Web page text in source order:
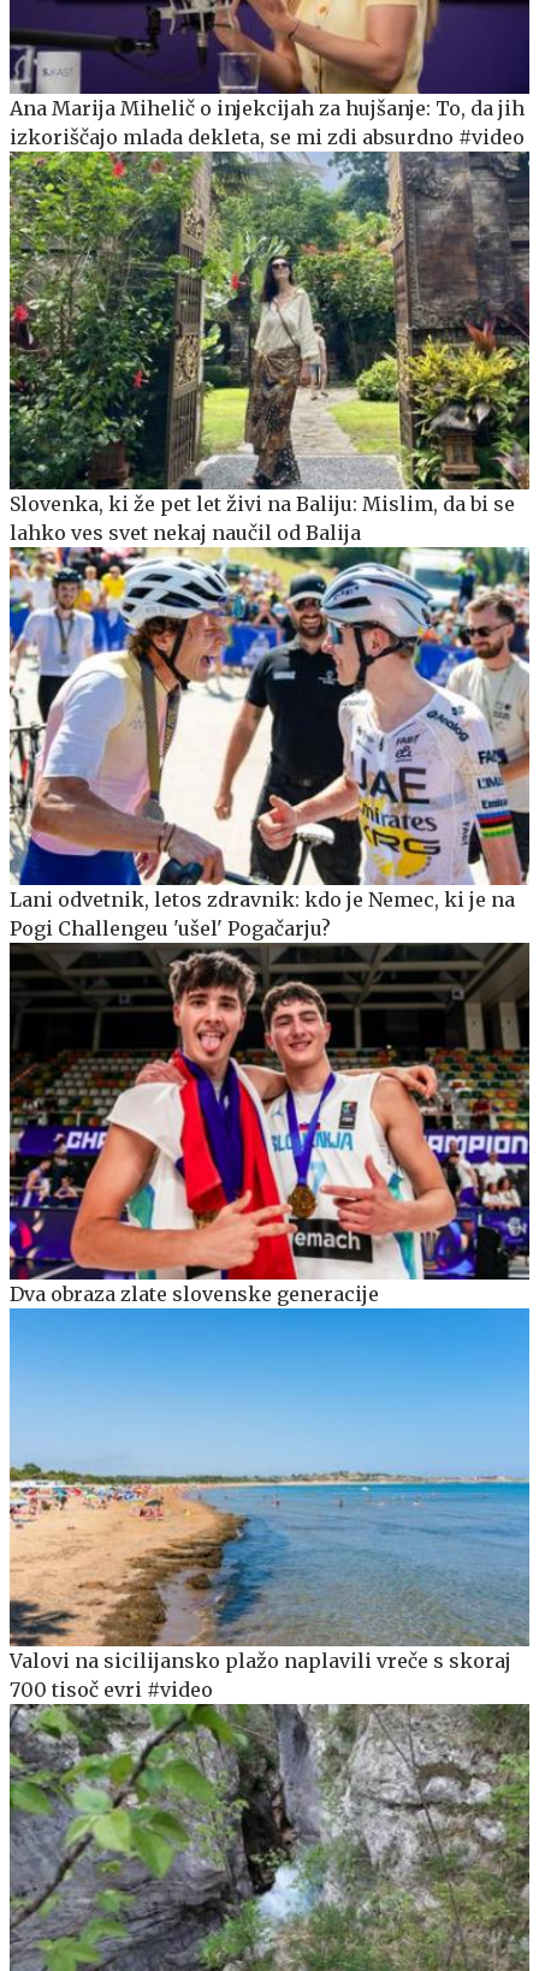
Ana Marija Mihelič o injekcijah za hujšanje: To, da jih
izkoriščajo mlada dekleta, se mi zdi absurdno #video
Slovenka, ki že pet let živi na Baliju: Mislim, da bi se
lahko ves svet nekaj naučil od Balija
Lani odvetnik, letos zdravnik: kdo je Nemec, ki je na
Pogi Challengeu 'ušel' Pogačarju?
Dva obraza zlate slovenske generacije
Valovi na sicilijansko plažo naplavili vreče s skoraj
700 tisoč evri #video